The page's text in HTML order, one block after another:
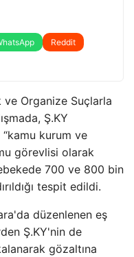
Reddit
ve Organize Suçlarla
Ş.KY
kurum ve
görevlisi olarak
700 ve 800 bin
tespit edildi.
düzenlenen eş
Ş.KY'nin de
gözaltına